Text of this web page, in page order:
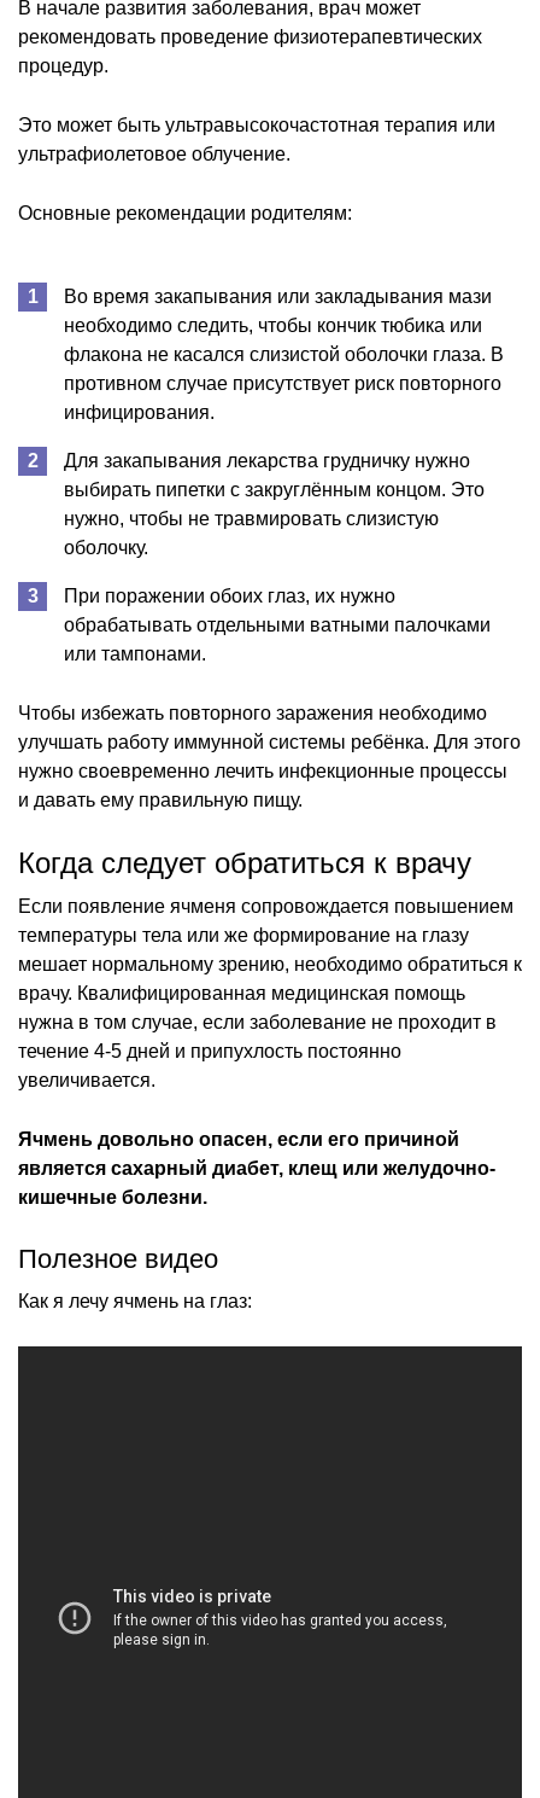
В начале развития заболевания, врач может
рекомендовать проведение физиотерапевтических
процедур.
Это может быть ультравысокочастотная терапия или
ультрафиолетовое облучение.
Основные рекомендации родителям:
Во время закапывания или закладывания мази
необходимо следить, чтобы кончик тюбика или
флакона не касался слизистой оболочки глаза. В
противном случае присутствует риск повторного
инфицирования.
Для закапывания лекарства грудничку нужно
выбирать пипетки с закруглённым концом. Это
нужно, чтобы не травмировать слизистую
оболочку.
При поражении обоих глаз, их нужно
обрабатывать отдельными ватными палочками
или тампонами.
Чтобы избежать повторного заражения необходимо
улучшать работу иммунной системы ребёнка. Для этого
нужно своевременно лечить инфекционные процессы
и давать ему правильную пищу.
Когда следует обратиться к врачу
Если появление ячменя сопровождается повышением
температуры тела или же формирование на глазу
мешает нормальному зрению, необходимо обратиться к
врачу. Квалифицированная медицинская помощь
нужна в том случае, если заболевание не проходит в
течение 4-5 дней и припухлость постоянно
увеличивается.
Ячмень довольно опасен, если его причиной
является сахарный диабет, клещ или желудочно-
кишечные болезни.
Полезное видео
Как я лечу ячмень на глаз: